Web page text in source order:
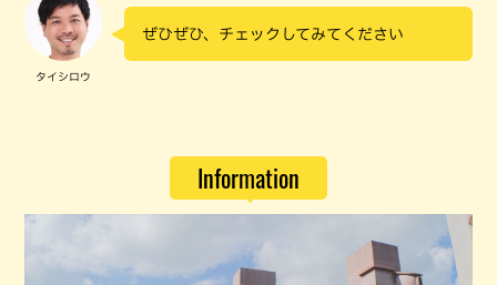
タイシロウ
ぜひぜひ、チェックしてみてください
Information